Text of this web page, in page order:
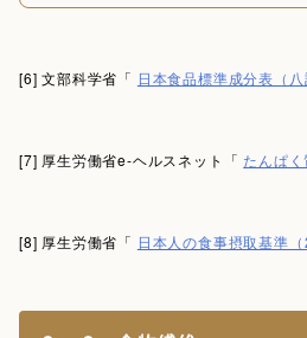
[6] 文部科学省「 日本食品標準成分表（
[7] 厚生労働省e-ヘルスネット「たんぱく
[8] 厚生労働省「 日本人の食事摂取基準（